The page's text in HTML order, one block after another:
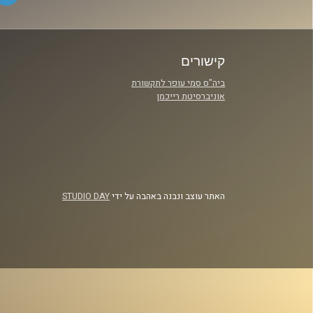
קישורים
ביה"ס סמי עופר לתקשורת
אוניברסיטת רייכמן
האתר עוצב ונבנה באהבה על ידיSTUDIO DAY